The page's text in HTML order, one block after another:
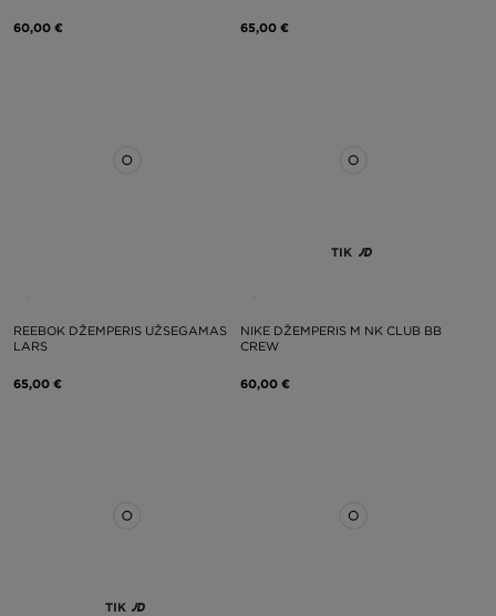
60,00 € 65,00 €
REEBOK DŽEMPERIS UŽSEGAMAS
LARS
65,00 €
TIK
NIKE DŽEMPERIS M NK CLUB BB
CREW
60,00 €
TIK